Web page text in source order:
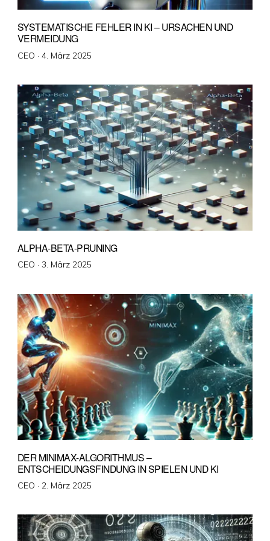
SYSTEMATISCHE FEHLER IN KI – URSACHEN UND
VERMEIDUNG
CEO · Veröffentlicht
4. März 2025
ALPHA-BETA-PRUNING
CEO · Veröffentlicht
3. März 2025
DER MINIMAX-ALGORITHMUS –
ENTSCHEIDUNGSFINDUNG IN SPIELEN UND KI
CEO · Veröffentlicht
2. März 2025